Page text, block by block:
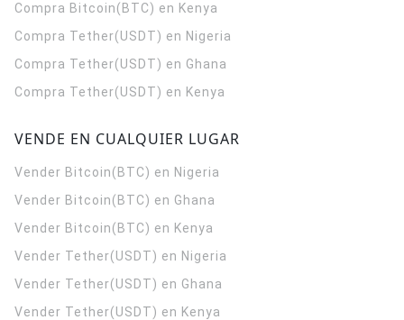
Compra Bitcoin(BTC) en Kenya
Compra Tether(USDT) en Nigeria
Compra Tether(USDT) en Ghana
Compra Tether(USDT) en Kenya
VENDE EN CUALQUIER LUGAR
Vender Bitcoin(BTC) en Nigeria
Vender Bitcoin(BTC) en Ghana
Vender Bitcoin(BTC) en Kenya
Vender Tether(USDT) en Nigeria
Vender Tether(USDT) en Ghana
Vender Tether(USDT) en Kenya